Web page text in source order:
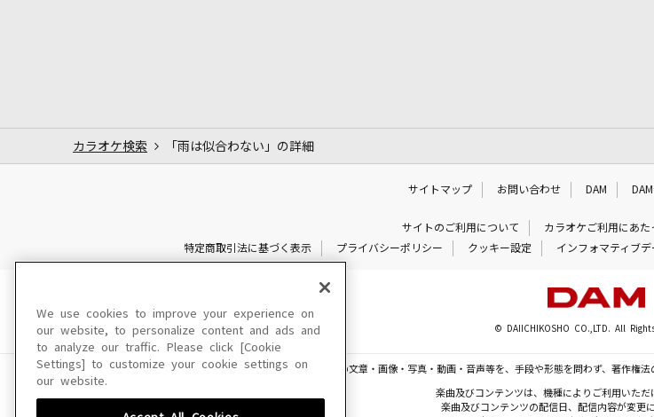
カラオケ検索 「雨は似合わない」の詳細
サイトマップ お問い合わせ DAM
サイトのご利用について カラオケご利用にあた
特定商取引法に基づく表示
プライバシーポリシー クッキー設定 インフォマティブ
© DAIICHIKOSHO CO.,LTD. All
このサイトに掲載されている一切の文章・画像・写真・動画・音声等を、手段や形態を問わず、著作権
楽曲及びコンテンツは、機種によりご利用いただ
楽曲及びコンテンツの配信日、配信内容が変更
We use cookies to improve your experience on
our website, to personalize content and ads and
to analyze our traffic. Please click [Cookie
Settings] to customize your cookie settings on
our website.